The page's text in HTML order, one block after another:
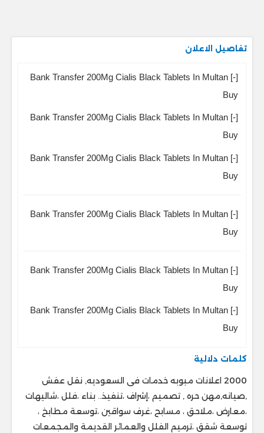
تفاصيل الاعلان
Bank Transfer 200Mg Cialis Black Tablets In Multan [-]
Buy
Bank Transfer 200Mg Cialis Black Tablets In Multan [-]
Buy
Bank Transfer 200Mg Cialis Black Tablets In Multan [-]
Buy
Bank Transfer 200Mg Cialis Black Tablets In Multan [-]
Buy
Bank Transfer 200Mg Cialis Black Tablets In Multan [-]
Buy
Bank Transfer 200Mg Cialis Black Tablets In Multan [-]
Buy
كلمات دلالية
2000 اعلانات مبوبه خدمات فى السعوديه, نقل عفش
,صيانه,مهن حره , تصميم ،إشراف ،تنفيذ.. ‎بناء ،فلل ،شاليهات
،معارض ،ملاحق ، ‎مسابح ،غرف سواقين ،توسعة مطابخ ،
‎توسعة شقق ،ترميم الفلل والعمائر القديمة والمجمعات